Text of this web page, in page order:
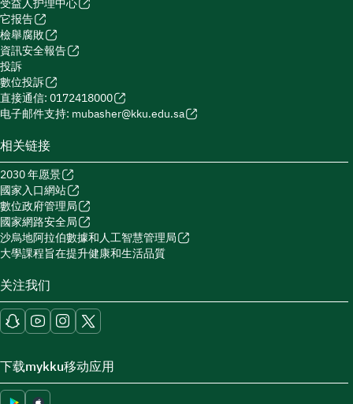
受益人护理中心
它报告
檢舉腐敗
資訊安全報告
投訴
數位投訴
直接通信: 0172418000
电子邮件支持: mubasher@kku.edu.sa
相关链接
2030 年愿景
國家入口網站
數位政府管理局
國家網路安全局
沙烏地阿拉伯數據和人工智慧管理局
大學課程旨在提升健康和生活品質
关注我们
下载mykku移动应用